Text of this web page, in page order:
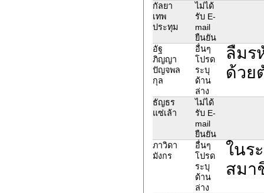
กัลยา
เทพ
ประทุม
ไม่ได้
รับ E-
mail
ยืนยัน
อัฐ
ภิญญา
ปัญจพล
กุล
อื่นๆ
โปรด
ระบุ
ด้าน
ล่าง
ลืมร
ด้วย
ธัญธร
แซ่เล้า
ไม่ได้
รับ E-
mail
ยืนยัน
ภาวิดา
มังกร
อื่นๆ
โปรด
ระบุ
ด้าน
ล่าง
ในร
สมา